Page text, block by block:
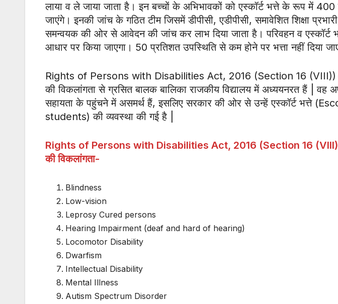
लाया व ले जाया जाता है। इन बच्चों के अभिभावकों को एस्कॉर्ट भत्ते के रूप में 400
जाएंगे। इनकी जांच के गठित टीम जिसमें डीपीसी, एडीपीसी, समावेशित शिक्षा
समन्वयक की ओर से आवेदन की जांच कर लाभ दिया जाता है। परिवहन व एस्कॉर्ट
आधार पर किया जाएगा। 50 प्रतिशत उपस्थिति से कम होने पर भत्ता नहीं दिया
Rights of Persons with Disabilities Act, 2016 (Section 16 (VIII)) के
की विकलांगता से ग्रसित बालक बालिका राजकीय विद्यालय में अध्ययनरत हैं | वह
सहायता के पहुंचने में असमर्थ हैं, इसलिए सरकार की ओर से उन्हें एस्कॉर्ट भत्ते
students) की व्यवस्था की गई है |
Rights of Persons with Disabilities Act, 2016 (Section 16 (VIII)) के
की विकलांगता-
Blindness
Low-vision
Leprosy Cured persons
Hearing Impairment (deaf and hard of hearing)
Locomotor Disability
Dwarfism
Intellectual Disability
Mental Illness
Autism Spectrum Disorder